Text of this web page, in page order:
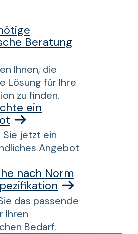
Beratung
Ihnen, die
Lösung für Ihre
zu finden.
ein
Sie jetzt ein
Angebot
nach Norm
das passende
Ihren
Bedarf.